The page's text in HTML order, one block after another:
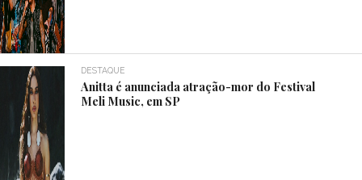
DESTAQUE
Anitta é anunciada atração-mor do Festival
Meli Music, em SP